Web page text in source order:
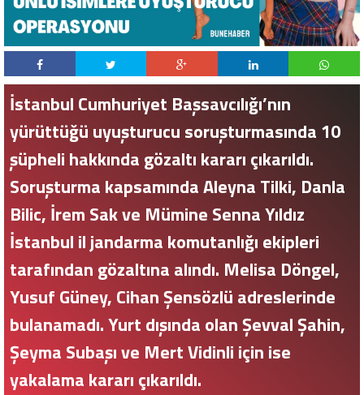
İstanbul Cumhuriyet Başsavcılığı’nın
yürüttüğü uyuşturucu soruşturmasında 10
şüpheli hakkında gözaltı kararı çıkarıldı.
Soruşturma kapsamında Aleyna Tilki, Danla
Bilic, İrem Sak ve Mümine Senna Yıldız
İstanbul il jandarma komutanlığı ekipleri
tarafından gözaltına alındı. Melisa Döngel,
Yusuf Güney, Cihan Şensözlü adreslerinde
bulanamadı. Yurt dışında olan Şevval Şahin,
Şeyma Subaşı ve Mert Vidinli için ise
yakalama kararı çıkarıldı.